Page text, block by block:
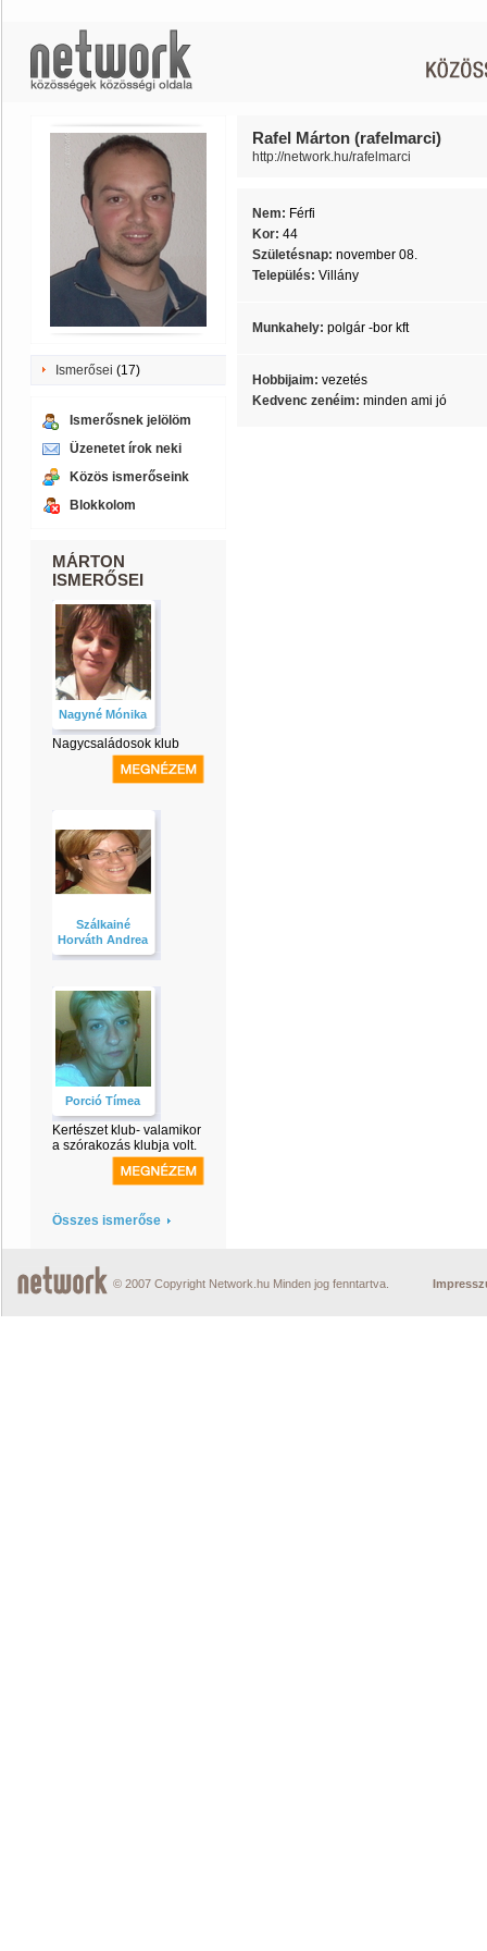
Ismerősei (17)
Ismerősnek jelölöm
Üzenetet írok neki
Közös ismerőseink
Blokkolom
MÁRTON
ISMERŐSEI
Nagyné Mónika
Nagycsaládosok klub
Szálkainé
Horváth Andrea
Porció Tímea
Kertészet klub- valamikor
a szórakozás klubja volt.
Összes ismerőse
Rafel Márton (rafelmarci)
http://network.hu/rafelmarci
Nem: Férfi
Kor: 44
Születésnap: november 08.
Település: Villány
Munkahely: polgár -bor kft
Hobbijaim: vezetés
Kedvenc zenéim: minden ami jó
© 2007 Copyright Network.hu Minden jog fenntartva.